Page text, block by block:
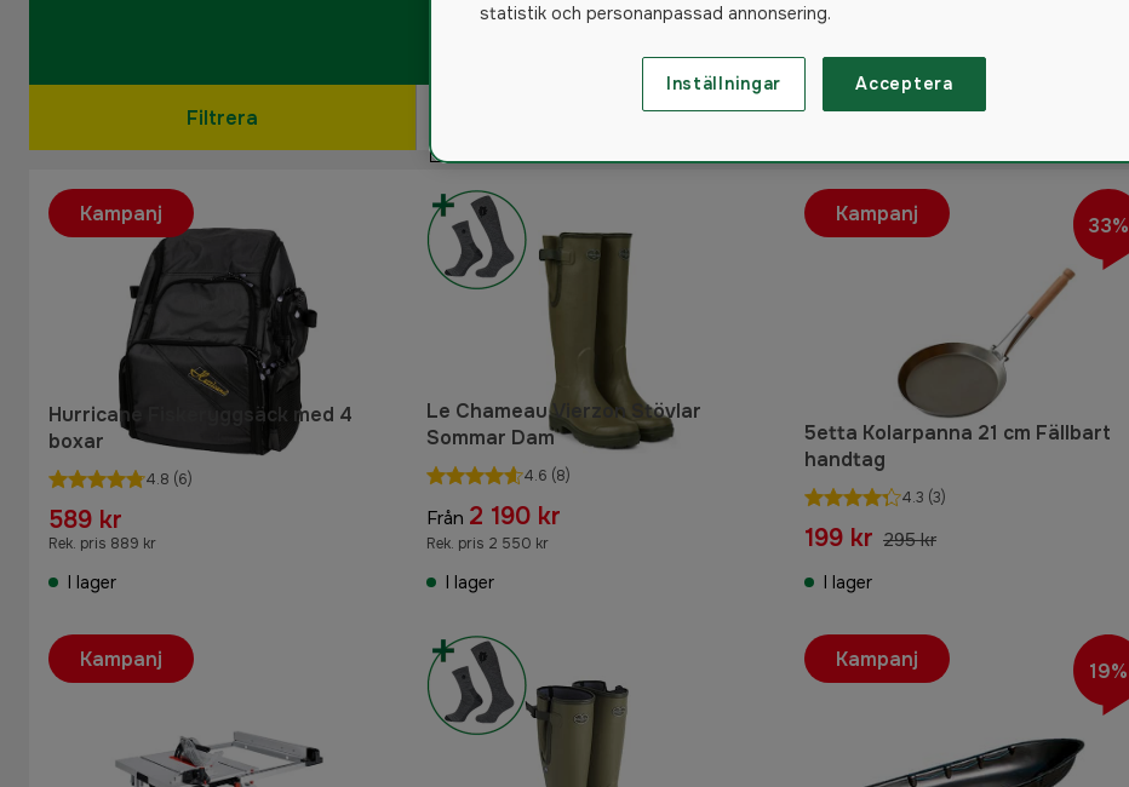
Filtrera 1286produkter
Hurricane Fiskeryggsäck med 4
boxar
4.8 (6)
589 kr
Rek. pris 889 kr
I lager
Kampanj
Le Chameau Vierzon Stövlar
Sommar Dam
4.6 (8)
Från 2 190 kr
Rek. pris 2 550 kr
I lager
5etta Kolarpanna 21 cm Fällbart
handtag
4.3 (3)
199 kr 295 kr
I lager
Kampanj 33%
Kampanj Kampanj 19%
statistik och personanpassad annonsering.
Inställningar Acceptera